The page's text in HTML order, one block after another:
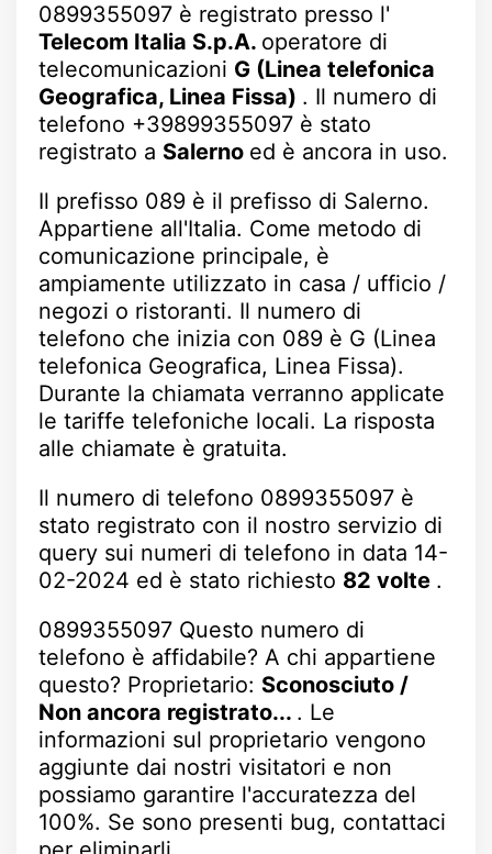
0899355097 è registrato presso l'
Telecom Italia S.p.A. operatore di
telecomunicazioni G (Linea telefonica
Geografica, Linea Fissa) . Il numero di
telefono +39899355097 è stato
registrato a Salerno ed è ancora in uso.
Il prefisso 089 è il prefisso di Salerno.
Appartiene all'Italia. Come metodo di
comunicazione principale, è
ampiamente utilizzato in casa / ufficio /
negozi o ristoranti. Il numero di
telefono che inizia con 089 è G (Linea
telefonica Geografica, Linea Fissa).
Durante la chiamata verranno applicate
le tariffe telefoniche locali. La risposta
alle chiamate è gratuita.
Il numero di telefono 0899355097 è
stato registrato con il nostro servizio di
query sui numeri di telefono in data 14-
02-2024 ed è stato richiesto 82 volte .
0899355097 Questo numero di
telefono è affidabile? A chi appartiene
questo? Proprietario: Sconosciuto /
Non ancora registrato... . Le
informazioni sul proprietario vengono
aggiunte dai nostri visitatori e non
possiamo garantire l'accuratezza del
100%. Se sono presenti bug, contattaci